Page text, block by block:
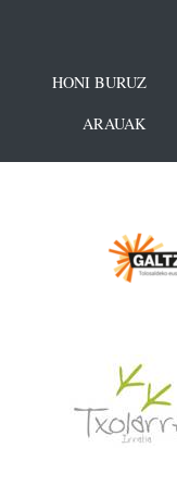
HONI BURUZ
ARAUAK